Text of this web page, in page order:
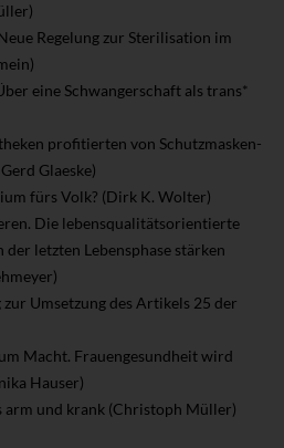
Regelung zur Sterilisation im
eine Schwangerschaft als trans*
profitierten von Schutzmasken-
Glaeske)
fürs Volk? (Dirk K. Wolter)
Die lebensqualitätsorientierte
letzten Lebensphase stärken
Umsetzung des Artikels 25 der
Macht. Frauengesundheit wird
Hauser)
arm und krank (Christoph Müller)